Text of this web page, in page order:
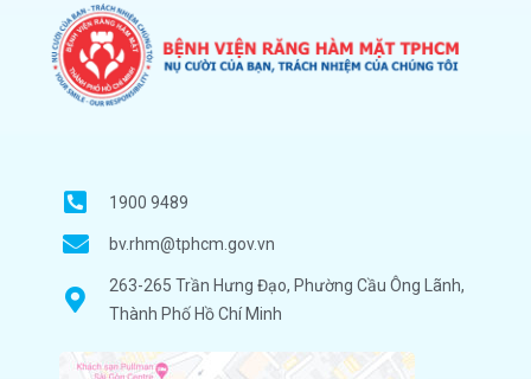
1900 9489
bv.rhm@tphcm.gov.vn
263-265 Trần Hưng Đạo, Phường Cầu Ông Lãnh,
Thành Phố Hồ Chí Minh